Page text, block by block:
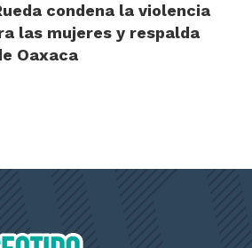
condena la violencia
las mujeres y respalda
Oaxaca